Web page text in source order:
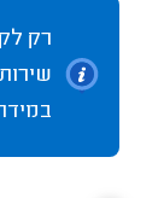
רק